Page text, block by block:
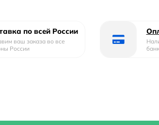
(м3): 5.6.
247.
до 12 атм.
по всей России
ваш заказа во все
России